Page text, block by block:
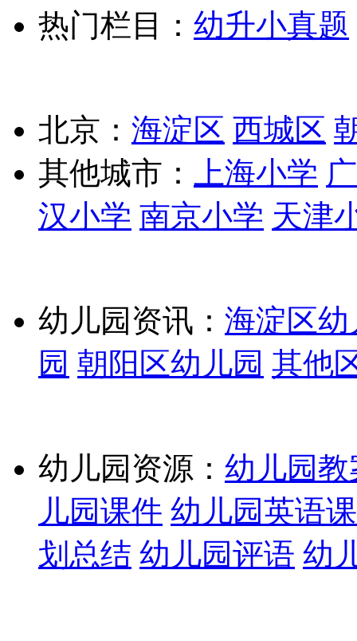
热门栏目： 幼升小真题
北京： 海淀区 西城区
其他城市：
上海小学
汉小学 南京小学 天津
幼儿园资讯： 海淀区幼
园 朝阳区幼儿园 其他
幼儿园资源： 幼儿园教
儿园课件 幼儿园英语
划总结 幼儿园评语 幼